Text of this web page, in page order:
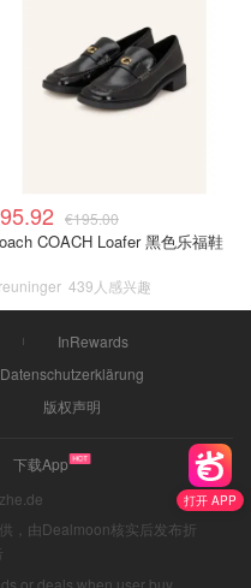
打开 APP
€195.00
COACH Loafer 黑色乐福鞋
439人感兴趣
InRewards
Datenschutzerklärung
版权声明
下载App
，由Dealmoon核实后发布折
or deals when user buy